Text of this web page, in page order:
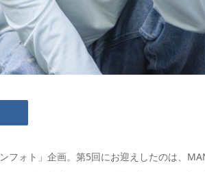
フォト」企画。第5回にお迎えしたのは、